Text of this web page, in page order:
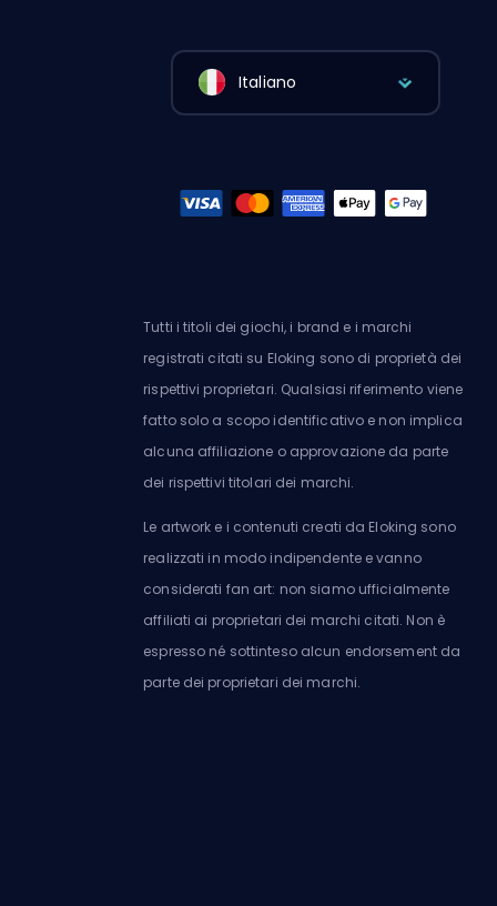
Italiano
Tutti i titoli dei giochi, i brand e i marchi
registrati citati su Eloking sono di proprietà dei
rispettivi proprietari. Qualsiasi riferimento viene
fatto solo a scopo identificativo e non implica
alcuna affiliazione o approvazione da parte
dei rispettivi titolari dei marchi.
Le artwork e i contenuti creati da Eloking sono
realizzati in modo indipendente e vanno
considerati fan art: non siamo ufficialmente
affiliati ai proprietari dei marchi citati. Non è
espresso né sottinteso alcun endorsement da
parte dei proprietari dei marchi.